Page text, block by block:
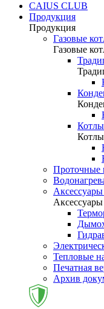
CAIUS CLUB
Продукция
Продукция
Газовые
Газовые
Проточные
Тепловые
Печатная
Архив